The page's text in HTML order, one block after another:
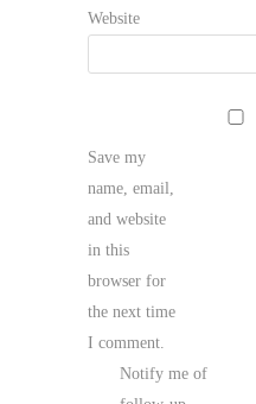
Website
Save my
name, email,
and website
in this
browser for
the next time
I comment.
Notify me of